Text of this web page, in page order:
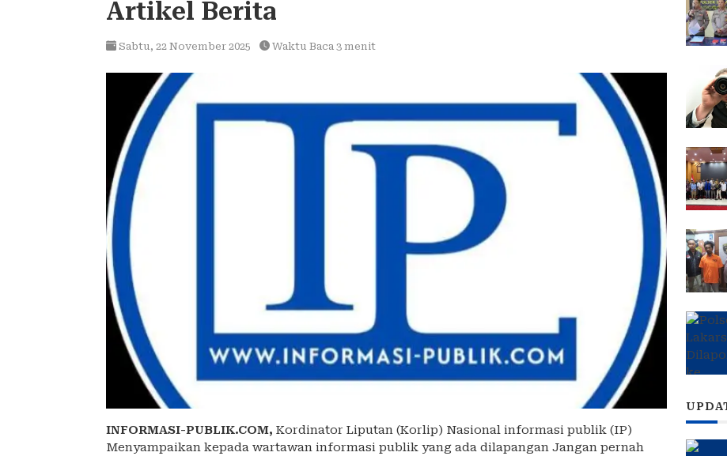
Artikel Berita
Sabtu, 22 November 2025 Waktu Baca 3 menit
INFORMASI-PUBLIK.COM, Kordinator Liputan (Korlip) Nasional informasi publik (IP)
Menyampaikan kepada wartawan informasi publik yang ada dilapangan Jangan pernah